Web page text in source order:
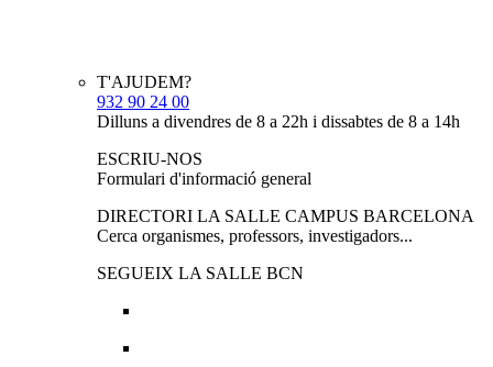
T'AJUDEM?
932 90 24 00
Dilluns a divendres de 8 a 22h i dissabtes de 8 a 14h
ESCRIU-NOS
Formulari d'informació general
DIRECTORI LA SALLE CAMPUS BARCELONA
Cerca organismes, professors, investigadors...
SEGUEIX LA SALLE BCN